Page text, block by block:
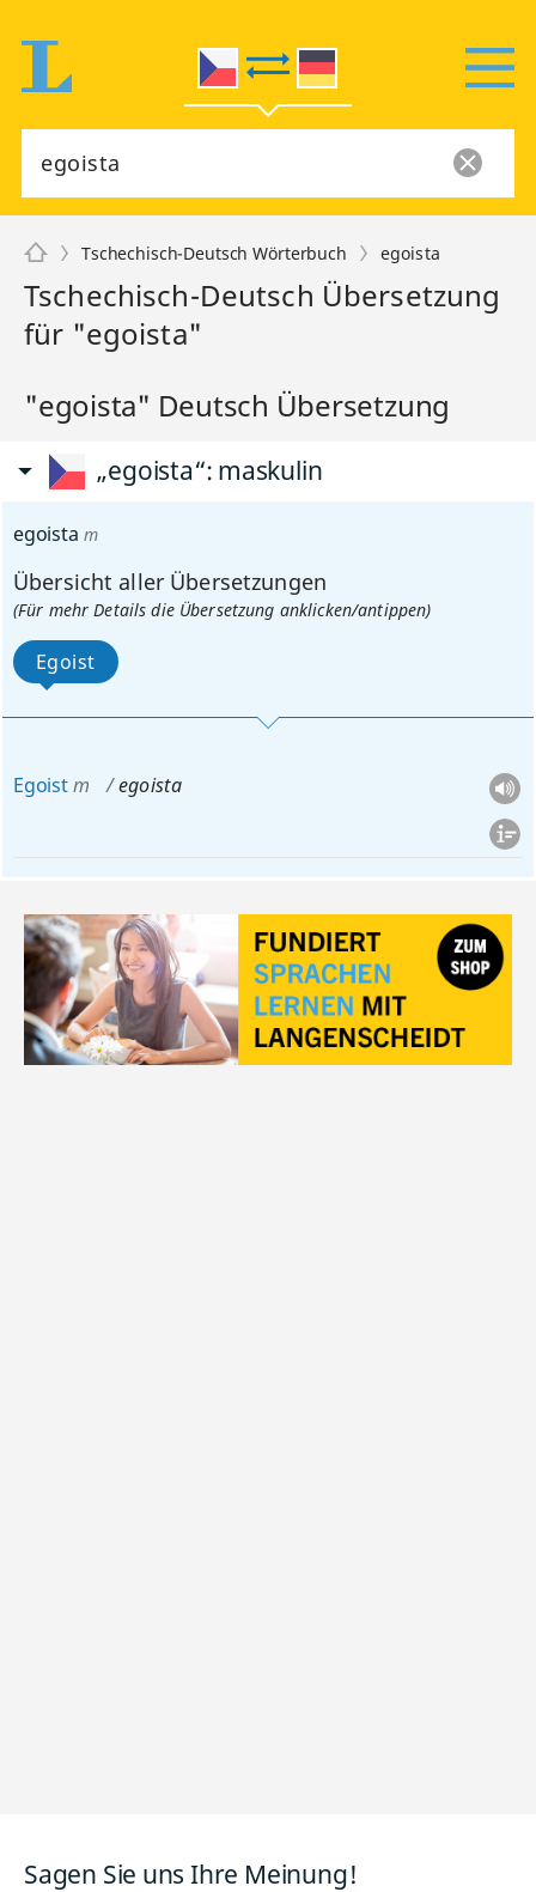
Tschechisch-Deutsch Wörterbuch egoista
Tschechisch-Deutsch Übersetzung
für "egoista"
"egoista" Deutsch Übersetzung
„egoista“: maskulin
egoista m
Übersicht aller Übersetzungen
(Für mehr Details die Übersetzung anklicken/antippen)
Egoist
Egoistm egoista
Sagen Sie uns Ihre Meinung!